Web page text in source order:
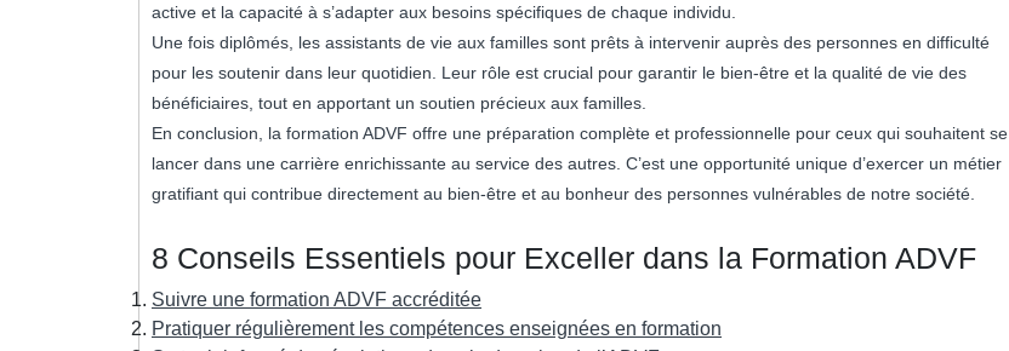
active et la capacité à s’adapter aux besoins spécifiques de chaque individu.
Une fois diplômés, les assistants de vie aux familles sont prêts à intervenir auprès des personnes en difficulté
pour les soutenir dans leur quotidien. Leur rôle est crucial pour garantir le bien-être et la qualité de vie des
bénéficiaires, tout en apportant un soutien précieux aux familles.
En conclusion, la formation ADVF offre une préparation complète et professionnelle pour ceux qui souhaitent se
lancer dans une carrière enrichissante au service des autres. C’est une opportunité unique d’exercer un métier
gratifiant qui contribue directement au bien-être et au bonheur des personnes vulnérables de notre société.
8 Conseils Essentiels pour Exceller dans la Formation ADVF
Suivre une formation ADVF accréditée
Pratiquer régulièrement les compétences enseignées en formation